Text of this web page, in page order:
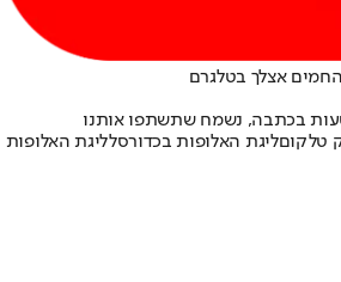
אצלך בטלגרם
בכתבה, נשמח שתשתפו אותנו
טלקוםליגת האלופות בכדורסלליגת האלופות